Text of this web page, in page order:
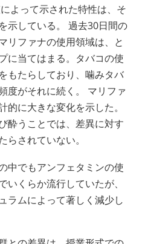
よって示された特性は、そ
示している。 過去30日間の
リファナの使用領域は、と
に当てはまる。タバコの使
もたらしており、噛みタバ
度がそれに続く。 マリファ
的に大きな変化を示した。
酔うことでは、差異に対す
らされていない。
中でもアンフェタミンの使
いくらか流行していたが、
ラムによって著しく減少し